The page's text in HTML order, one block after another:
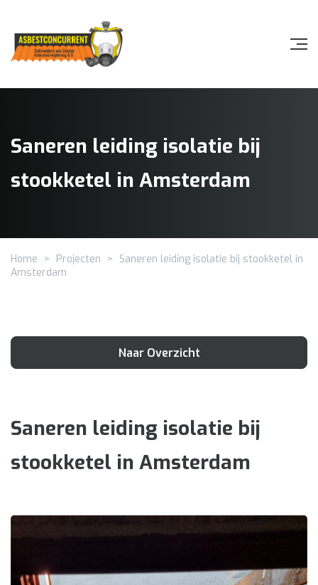
Saneren leiding isolatie bij
stookketel in Amsterdam
Home > Projecten > Saneren leiding isolatie bij stookketel in
Amsterdam
Naar Overzicht
Saneren leiding isolatie bij
stookketel in Amsterdam